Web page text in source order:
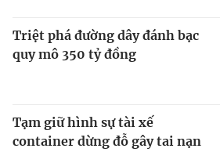
Triệt phá đường dây đánh bạc
quy mô 350 tỷ đồng
Tạm giữ hình sự tài xế
container dừng đỗ gây tai nạn